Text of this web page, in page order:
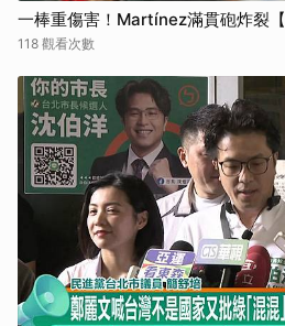
一棒重傷害！Martínez滿貫砲炸裂
118 觀看次數